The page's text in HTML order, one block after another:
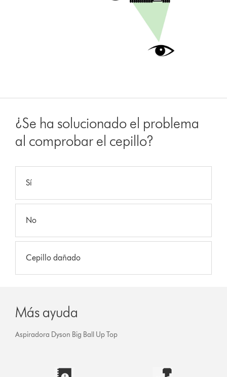
¿Se ha solucionado el problema
al comprobar el cepillo?
Sí
No
Cepillo dañado
Más ayuda
Aspiradora Dyson Big Ball Up Top